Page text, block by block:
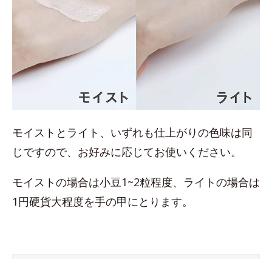
モイストとライト、いずれも仕上がりの色味は同
じですので、お好みに応じてお使いください。
モイストの場合は小豆1~2粒程度、ライトの場合は
1円硬貨大程度を手の甲にとります。